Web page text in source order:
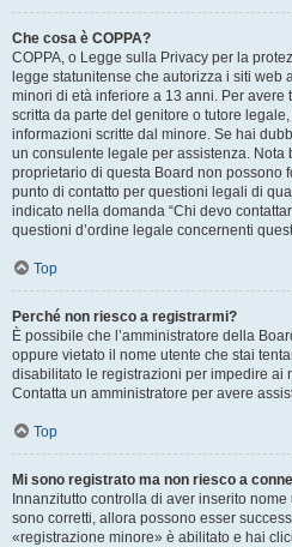
Che cosa è COPPA?
COPPA, o Legge sulla Privacy per la
legge statunitense che autorizza i siti web
minori di età inferiore a 13 anni. Per
scritta da parte del genitore o tutore
informazioni scritte dal minore. Se hai
un consulente legale per assistenza. Nota
proprietario di questa Board non possono
punto di contatto per questioni legali di
indicato nella domanda “Chi devo
questioni d’ordine legale concernenti
Top
Perché non riesco a registrarmi?
È possibile che l’amministratore della
oppure vietato il nome utente che stai
disabilitato le registrazioni per impedire ai
Contatta un amministratore per avere
Top
Mi sono registrato ma non riesco a
Innanzitutto controlla di aver inserito
sono corretti, allora possono esser
«registrazione minore» è abilitato e hai